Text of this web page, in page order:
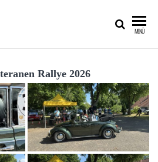
MENÜ
Rallye 2026